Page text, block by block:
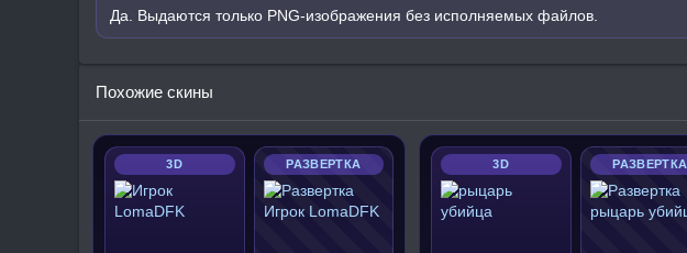
Да. Выдаются только PNG-изображения без исполняемых файлов.
Похожие скины
3D РАЗВЕРТКА 3D РАЗВЕРТКА